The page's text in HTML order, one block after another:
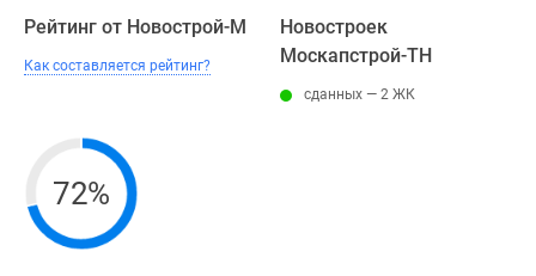
Рейтинг от Новострой-М
Как составляется рейтинг?
Новостроек
Москапстрой-ТН
сданных — 2 ЖК
72%